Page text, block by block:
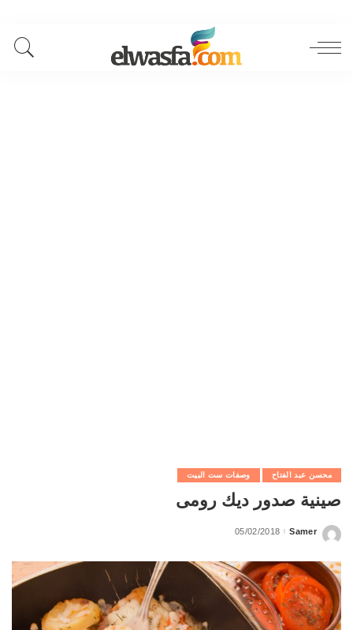
محسن عبد الفتاح وصفات ست البيت
صينية صدور ديك رومى
Posted
Samer
05/02/2018